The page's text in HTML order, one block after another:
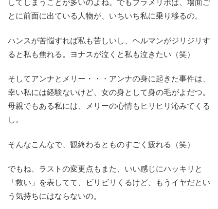
してしまうことが多いのよね。でもブラメリポは、場面ご
とに前面に出ている人物が、いちいち私に乗り移るの。
ハンスが苦悩すれば私も苦しいし、ヘルマンがジリジリす
ると私も焦れる。ヨナスが泣くと私も泣きたい（笑）
そしてアンナとメリー・・・アンナの身に起きた事件は、
幸い私には経験ないけど、女の身として身の毛がよだつ。
母親でもある私には、メリーの心情もヒリヒリ沁みてくる
し。
そんなこんなで、観終わるとものすごく疲れる（笑）
でもね、ラストの変更点もまた、いい感じにハッキリと
「救い」を表してて、ビリビリくるけど、もうイヤだとい
う気持ちにはならないの。